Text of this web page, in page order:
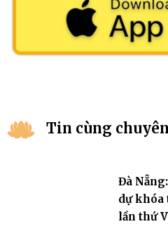
Tin cùng
Đà
dự khóa
lần thứ